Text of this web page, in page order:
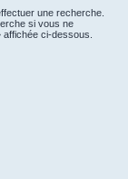
une recherche.
si vous ne
ci-dessous.